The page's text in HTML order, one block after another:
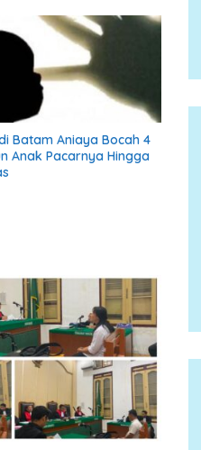
Batam Aniaya Bocah 4
Anak Pacarnya Hingga